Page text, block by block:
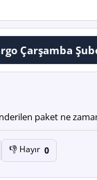
Çarşamba
paket ne
👎 Hayır 0